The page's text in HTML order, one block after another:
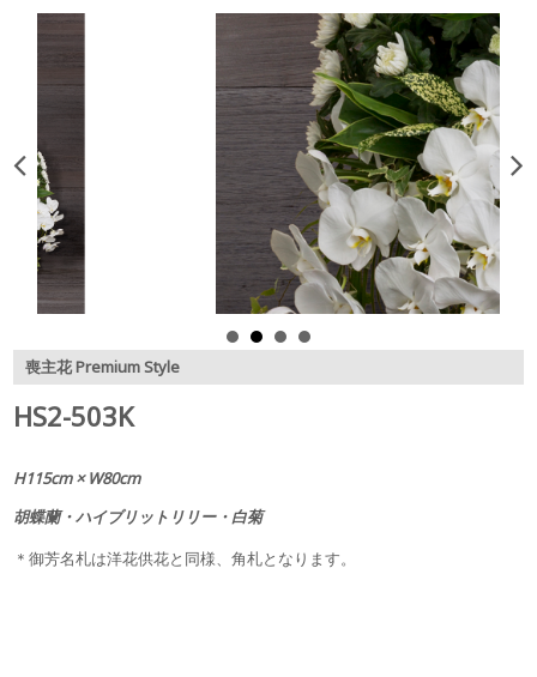
喪主花 Premium Style
HS2-503K
H115cm × W80cm
胡蝶蘭・ハイブリットリリー・白菊
＊御芳名札は洋花供花と同様、角札となります。